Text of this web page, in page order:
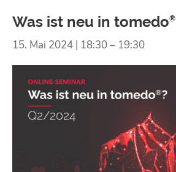
Was ist neu in tomedo®
15. Mai 2024 | 18:30– 19:30